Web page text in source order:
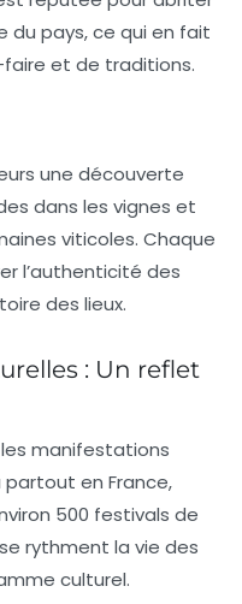
du pays, ce qui en fait
et de traditions.
une découverte
dans les vignes et
viticoles. Chaque
l’authenticité des
des lieux.
: Un reflet
manifestations
en France,
500 festivals de
rythment la vie des
culturel.